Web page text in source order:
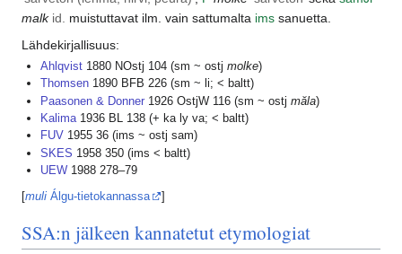
malk id. muistuttavat ilm. vain sattumalta ims sanuetta.
Lähdekirjallisuus:
Ahlqvist1880 NOstj 104 (sm ~ ostj molke)
Thomsen1890 BFB 226 (sm ~ li; < baltt)
Paasonen & Donner1926 OstjW 116 (sm ~ ostj măla)
Kalima1936 BL 138 (+ ka ly va; < baltt)
FUV1955 36 (ims ~ ostj sam)
SKES 1958 350 (ims < baltt)
UEW1988 278–79
[muli Álgu-tietokannassa ]
SSA:n jälkeen kannatetut etymologiat